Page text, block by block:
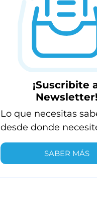
¡Suscribite
Lo que necesitas
desde donde
SABER MÁS